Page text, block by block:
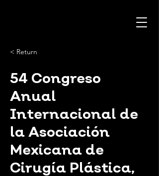
< Return
54 Congreso
Anual
Internacional de
la Asociación
Mexicana de
Cirugía Plástica,